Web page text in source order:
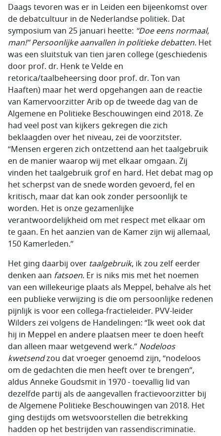
Daags tevoren was er in Leiden een bijeenkomst over
de debatcultuur in de Nederlandse politiek. Dat
symposium van 25 januari heette: “Doe eens normaal,
man!” Persoonlijke aanvallen in politieke debatten. Het
was een sluitstuk van tien jaren college (geschiedenis
door prof. dr. Henk te Velde en
retorica/taalbeheersing door prof. dr. Ton van
Haaften) maar het werd opgehangen aan de reactie
van Kamervoorzitter Arib op de tweede dag van de
Algemene en Politieke Beschouwingen eind 2018. Ze
had veel post van kijkers gekregen die zich
beklaagden over het niveau, zei de voorzitster.
“Mensen ergeren zich ontzettend aan het taalgebruik
en de manier waarop wij met elkaar omgaan. Zij
vinden het taalgebruik grof en hard. Het debat mag op
het scherpst van de snede worden gevoerd, fel en
kritisch, maar dat kan ook zonder persoonlijk te
worden. Het is onze gezamenlijke
verantwoordelijkheid om met respect met elkaar om
te gaan. En het aanzien van de Kamer zijn wij allemaal,
150 Kamerleden.”
Het ging daarbij over taalgebruik, ik zou zelf eerder
denken aan fatsoen. Er is niks mis met het noemen
van een willekeurige plaats als Meppel, behalve als het
een publieke verwijzing is die om persoonlijke redenen
pijnlijk is voor een collega-fractieleider. PVV-leider
Wilders zei volgens de Handelingen: “Ik weet ook dat
hij in Meppel en andere plaatsen meer te doen heeft
dan alleen maar wetgevend werk.” Nodeloos
kwetsendzou dat vroeger genoemd zijn, “nodeloos
om de gedachten die men heeft over te brengen”,
aldus Anneke Goudsmit in 1970 - toevallig lid van
dezelfde partij als de aangevallen fractievoorzitter bij
de Algemene Politieke Beschouwingen van 2018. Het
ging destijds om wetsvoorstellen die betrekking
hadden op het bestrijden van rassendiscriminatie.